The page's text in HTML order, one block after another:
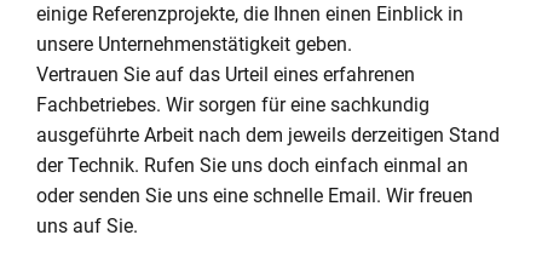
einige Referenzprojekte, die Ihnen einen Einblick in
unsere Unternehmenstätigkeit geben.
Vertrauen Sie auf das Urteil eines erfahrenen
Fachbetriebes. Wir sorgen für eine sachkundig
ausgeführte Arbeit nach dem jeweils derzeitigen Stand
der Technik. Rufen Sie uns doch einfach einmal an
oder senden Sie uns eine schnelle Email. Wir freuen
uns auf Sie.